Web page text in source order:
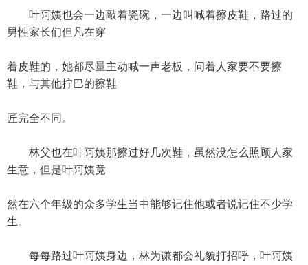
叶阿姨也会一边敲着瓷碗，一边叫喊着擦皮鞋，路过的
男性家长们但凡在穿
着皮鞋的，她都尽量主动喊一声老板，问着人家要不要擦
鞋，与其他拧巴的擦鞋
匠完全不同。
林父也在叶阿姨那擦过好几次鞋，虽然没怎么照顾人家
生意，但是叶阿姨竟
然在六个年级的众多学生当中能够记住他或者说记住不少学
生。
每每路过叶阿姨身边，林为谦都会礼貌打招呼，叶阿姨